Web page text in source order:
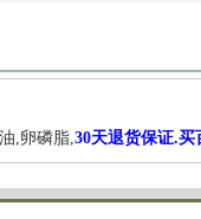
,卵磷脂,30天退货保证.买